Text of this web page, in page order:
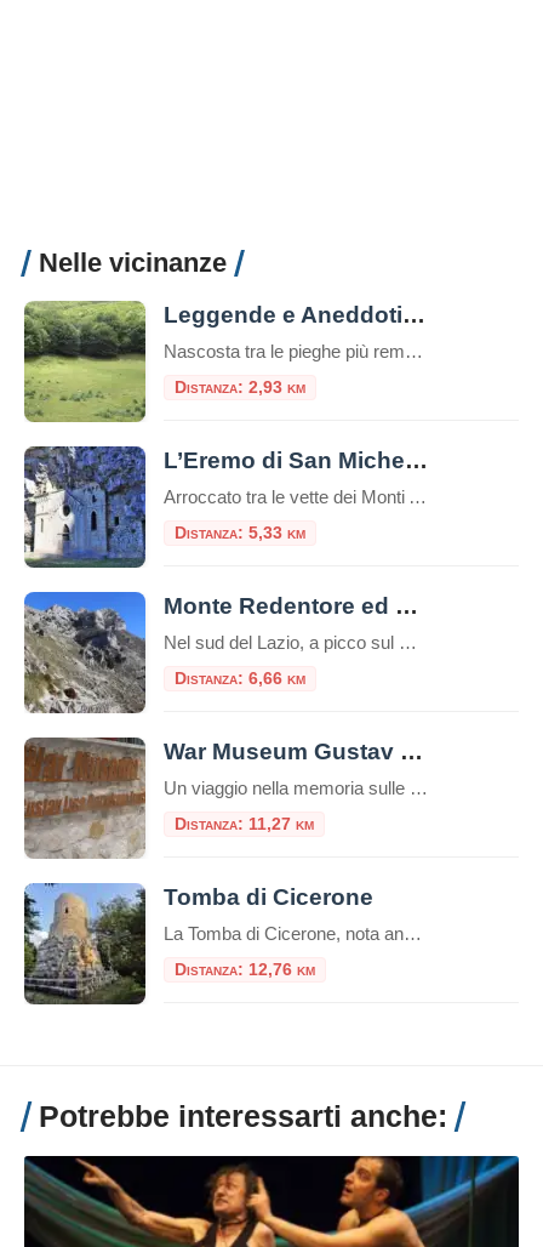
Nelle vicinanze
Leggende e Aneddoti di Fossa Juanna
Nascosta tra le pieghe più remote dei Monti Aurunci, alle falde del Monte Petrella, si apre una conca tanto perfetta da sembrare artificiale, un anfiteatro naturale celato agli occhi degli escursionisti distratti. È Fossa Juanna (o Joanna), una vasta dolina carsica a oltre 1300 metri di quota, un cerchio di prato del diametro di oltre […]
Distanza: 2,93 km
L’Eremo di San Michele a Formia: tra storia, natura e mistero
Arroccato tra le vette dei Monti Aurunci, l’Eremo di San Michele a Formia è un luogo di rara bellezza e profonda spiritualità. Questo antico santuario rupestre, scavato nella roccia, rappresenta una meta suggestiva sia per gli amanti della natura che per i pellegrini alla ricerca di un luogo di raccoglimento. Il panorama mozzafiato che si […]
Distanza: 5,33 km
Monte Redentore ed Eremo di San Michele
Nel sud del Lazio, a picco sul Golfo di Gaeta, si erge il Monte Redentore, una delle cime più suggestive e panoramiche dei Monti Aurunci. A 1252 metri di altitudine, questa montagna, che in realtà è una spalla del più imponente Monte Altino, offre un’esperienza indimenticabile che unisce trekking, spiritualità e paesaggi mozzafiato, rendendola una […]
Distanza: 6,66 km
War Museum Gustav Line Garigliano Front
Un viaggio nella memoria sulle rive del Garigliano Nel cuore della provincia di Latina, immerso tra le colline che videro alcuni dei combattimenti più duri della Seconda Guerra Mondiale in Italia, sorge il War Museum Gustav Line – Garigliano Front, un piccolo ma prezioso museo storico dedicato alla memoria della Linea Gustav e ai tragici […]
Distanza: 11,27 km
Tomba di Cicerone
La Tomba di Cicerone, nota anche come Mausoleo di Cicerone o Sepolcro di Cicerone in italiano, è il luogo di sepoltura del famoso oratore e filosofo romano Marco Tullio Cicerone.Cicerone è noto per essere stato uno degli oratori più influenti della Roma antica e una figura di spicco nella politica romana durante gli ultimi anni […]
Distanza: 12,76 km
Potrebbe interessarti anche: